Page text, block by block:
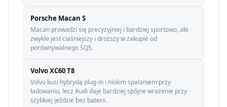
Porsche Macan S
Macan prowadzi się precyzyjniej i bardziej sportowo, ale
zwykle jest ciaśniejszy i droższy w zakupie od
porównywalnego SQ5.
Volvo XC60 T8
Volvo kusi hybrydą plug-in i niskim spalaniem przy
ładowaniu, lecz Audi daje bardziej spójne wrażenie przy
szybkiej jeździe bez baterii.